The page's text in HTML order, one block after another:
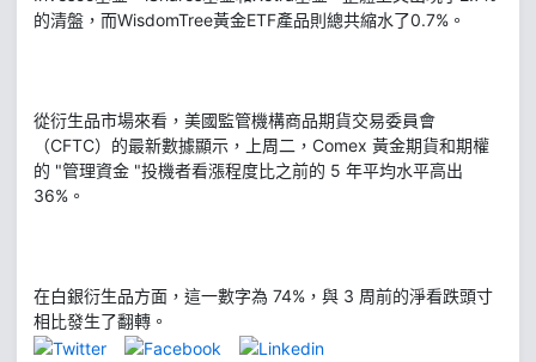
的清盤，而WisdomTree黃金ETF產品則總共縮水了0.7%。
從衍生品市場來看，美國監管機構商品期貨交易委員會
（CFTC）的最新數據顯示，上周二，Comex 黃金期貨和期權
的 "管理資金 "投機者看漲程度比之前的 5 年平均水平高出
36%。
在白銀衍生品方面，這一數字為 74%，與 3 周前的淨看跌頭寸
相比發生了翻轉。